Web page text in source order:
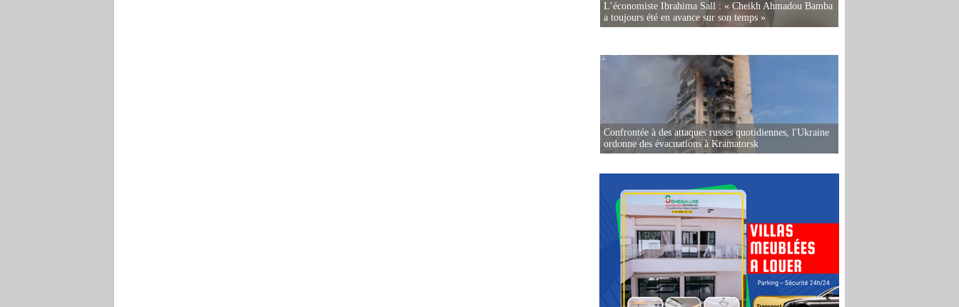
L’économiste Ibrahima Sall : « Cheikh Ahmadou Bamba
a toujours été en avance sur son temps »
Confrontée à des attaques russes quotidiennes, l'Ukraine
ordonne des évacuations à Kramatorsk